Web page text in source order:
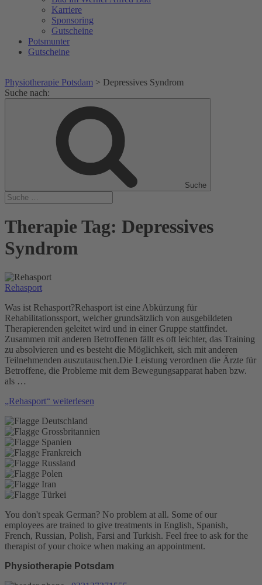
Karriere
Sponsoring
Gutscheine
Potsmunter
Gutscheine
Physiotherapie Potsdam > Depressives Syndrom
Suche nach:
Suche
Therapie Tag: Depressives
Syndrom
Rehasport
Was ist Rehasport?Rehasport ist eine Abkürzung für
Rehabilitationssport, welcher grundsätzlich von ausgebildeten
Therapierenden geleitet wird und in einer Gruppe stattfindet.
Zusammen mit anderen Betroffenen fällt es oft leichter, das Training
zu absolvieren und es besteht die Möglichkeit, sich mit anderen
Teilnehmenden auszutauschen.Die Leistung verordnen die Ärzte für
Betroffene, die Probleme mit dem Bewegungsapparat haben bzw.
als …
„Rehasport“ weiterlesen
You don't speak German? No problem at all. Some of our
employees are trained to give treatments in English, Spanish,
French, Russian, Polish, Farsi and Turkish. Feel free to ask for the
therapist of your choice when making an appointment.
Physiotherapie Potsdam